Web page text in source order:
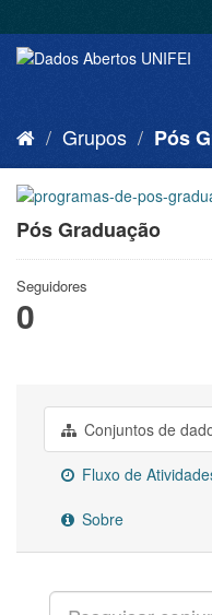
Grupos Pós
Pós Graduação
Seguidores
0
Conjuntos de
Fluxo de
Sobre